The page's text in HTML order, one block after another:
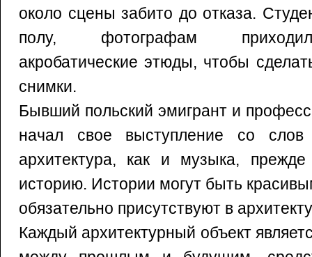
около сцены забито до отказа.
полу, фотографам
акробатические этюды, чтобы
снимки.
Бывший польский эмигрант и
начал свое выступление со
архитектура, как и музыка, прежде
историю. Истории могут быть
обязательно присутствуют в
Каждый архитектурный объект